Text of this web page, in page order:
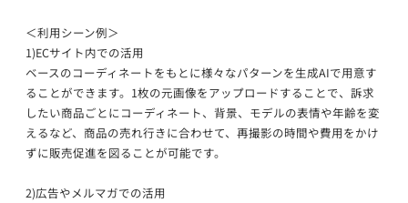
＜利用シーン例＞
1)ECサイト内での活用
ベースのコーディネートをもとに様々なパターンを生成AIで用意す
ることができます。1枚の元画像をアップロードすることで、訴求
したい商品ごとにコーディネート、背景、モデルの表情や年齢を変
えるなど、商品の売れ行きに合わせて、再撮影の時間や費用をかけ
ずに販売促進を図ることが可能です。
2)広告やメルマガでの活用